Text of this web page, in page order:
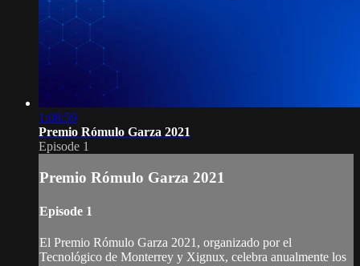
1:08:59
Premio Rómulo Garza 2021
Episode 1
Premio Rómulo Garza 2021
Episode 1
El Premio Rómulo Garza 2021, organizado por el
Tecnológico de Monterrey y Xignux, celebra anualmente los